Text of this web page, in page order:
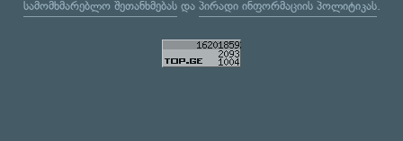
სამომხმარებლო შეთანხმებასდა პირადი ინფორმაციის პოლიტიკას.